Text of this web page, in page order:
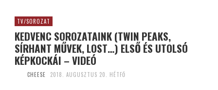
TV/SOROZAT
KEDVENC SOROZATAINK (TWIN PEAKS,
SÍRHANT MŰVEK, LOST…) ELSŐ ÉS UTOLSÓ
KÉPKOCKÁI – VIDEÓ
CHEESE 2018. AUGUSZTUS 20. HÉTFŐ